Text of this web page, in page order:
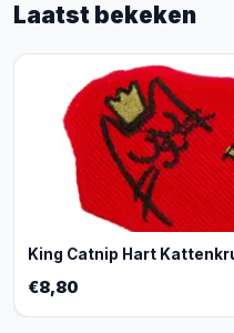
Laatst bekeken
King Catnip Hart
€8,80